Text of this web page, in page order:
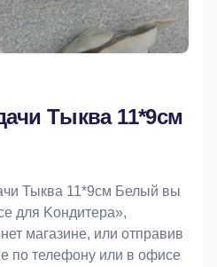
Тыква 11*9см
Тыква 11*9см Белый вы
для Koндитeрa»,
магазине, или отправив
по телефону или в офисе